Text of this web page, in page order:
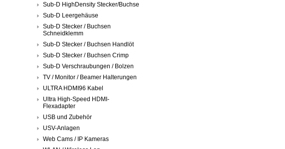
Sub-D HighDensity Stecker/Buchse
Sub-D Leergehäuse
Sub-D Stecker / Buchsen
Schneidklemm
Sub-D Stecker / Buchsen Handlöt
Sub-D Stecker / Buchsen Crimp
Sub-D Verschraubungen / Bolzen
TV / Monitor / Beamer Halterungen
ULTRA HDMI96 Kabel
Ultra High-Speed HDMI-
Flexadapter
USB und Zubehör
USV-Anlagen
Web Cams / IP Kameras